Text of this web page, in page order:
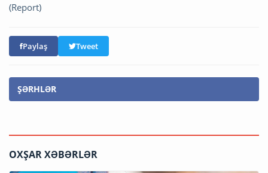
(Report)
Paylaş Tweet
ŞƏRHLƏR
OXŞAR XƏBƏRLƏR